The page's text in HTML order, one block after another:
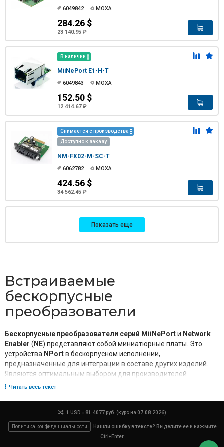
6049842 MOXA
284.26 $
23 140.95 ₽
В наличии
MiiNePort E1-H-T
6049843 MOXA
152.50 $
12 414.67 ₽
Снимается с производства
Доступно к заказу
NM-FX02-M-SC-T
6062782 MOXA
424.56 $
34 562.45 ₽
Показать еще
Встраиваемые
бескорпусные
преобразователи
Бескорпусные преобразователи серий MiiNePortи Network
Enabler (NE) представляют собой миниатюрные платы. Это
устройства NPortв бескорпусном исполнении,
предназначенные для интеграции в составе других изделий.
Являются оптимальным выбором для производителей
устройств, которые хотели бы встроить преобразователи
класса в свои продукты.
Встраиваемые преобразователи- это простое и
экономически эффективное решение, которое сочетает в себе
компактность, универсальность применения и функционал
Читать весь текст
1 USD = 81.4077 руб. (курс на 07.08.2026)
Политика конфиденциальности
Нашли ошибку в тексте? Выделите ее и нажмите
Ctrl+Enter